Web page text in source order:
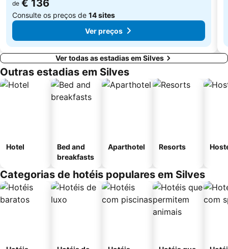
de € 136
Consulte os preços de 14 sites
Ver preços
Ver todas as estadias em Silves
Outras estadias em Silves
Hotel
Bed and
breakfasts
Aparthotel Resorts
Categorias de hotéis populares em Silves